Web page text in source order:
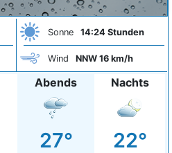
Sonne 14:24 Stunden
Wind NNW 16 km/h
Abends
27°
Nachts
22°